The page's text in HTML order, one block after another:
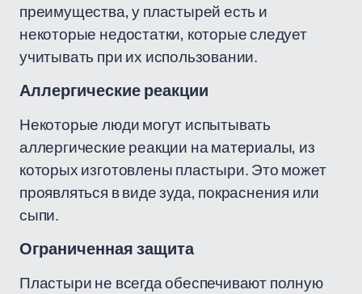
преимущества, у пластырей есть и
некоторые недостатки, которые следует
учитывать при их использовании.
Аллергические реакции
Некоторые люди могут испытывать
аллергические реакции на материалы, из
которых изготовлены пластыри. Это может
проявляться в виде зуда, покраснения или
сыпи.
Ограниченная защита
Пластыри не всегда обеспечивают полную